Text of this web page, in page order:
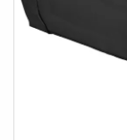
de votre
toit
adhérence et
coffre de
sécurisée